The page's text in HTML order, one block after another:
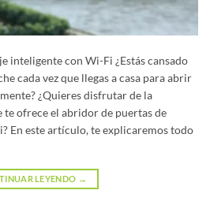
inteligente con Wi-Fi ¿Estás cansado
cada vez que llegas a casa para abrir
¿Quieres disfrutar de la
te ofrece el abridor de puertas de
En este artículo, te explicaremos todo
LEYENDO →